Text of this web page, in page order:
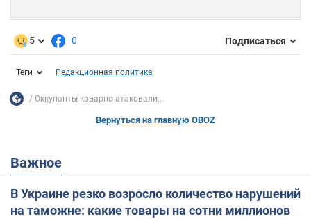
5 0 Подписаться
Теги Редакционная политика
Оккупанты коварно атаковали...
Вернуться на главную OBOZ
Важное
В Украине резко возросло количество нарушений
на таможне: какие товары на сотни миллионов